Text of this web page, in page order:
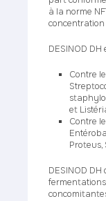
à la norme
concentration
DESINOD
Contre
et
Contre
Proteus,
DESINOD